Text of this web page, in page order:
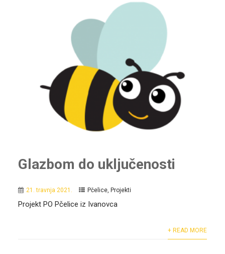
Glazbom do uključenosti
21. travnja 2021. Pčelice, Projekti
Projekt PO Pčelice iz Ivanovca
+ READ MORE